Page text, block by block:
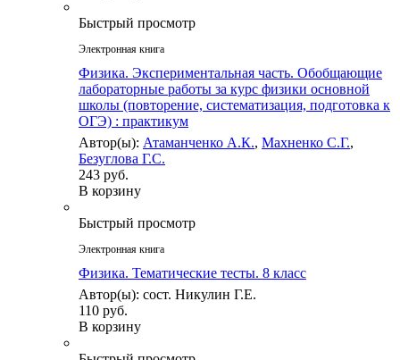
Быстрый просмотр
Электронная книга
Физика. Экспериментальная часть. Обобщающие
лабораторные работы за курс физики основной
школы (повторение, систематизация, подготовка к
ОГЭ) : практикум
Автор(ы): Атаманченко А.К., Махненко С.Г.,
Безуглова Г.С.
243 руб.
В корзину
Быстрый просмотр
Электронная книга
Физика. Тематические тесты. 8 класс
Автор(ы): сост. Никулин Г.Е.
110 руб.
В корзину